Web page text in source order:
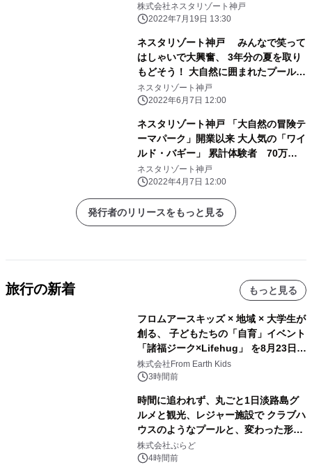
株式会社ネスタリゾート神戸
2022年7月19日 13:30
ネスタリゾート神戸 みんなで笑って
はしゃいで大興奮、 3年分の夏を取り
もどそう！ 大自然に囲まれたプール、
2022年7月1日オープン決定
ネスタリゾート神戸
2022年6月7日 12:00
ネスタリゾート神戸 「大自然の冒険テ
ーマパーク」開業以来 大人気の「ワイ
ルド・バギー」 累計体験者 70万人
を突破！
ネスタリゾート神戸
2022年4月7日 12:00
発行者のリリースをもっと見る
旅行の新着 もっと見る
フロムアースキッズ × 地域 × 大学生が
創る、 子どもたちの「自育」イベント
「諸福ジーク×Lifehug」 を8月23日
(日)開催
株式会社From Earth Kids
3時間前
時間に追われず、丸ごと1日淡路島グ
ルメと観光、レジャー施設で クラブハ
ウスのようなプールと、変わった形の
サウナも 「THE BOXY AWAJI」のお
得な素泊まり連泊プランで
株式会社ぷらど
4時間前